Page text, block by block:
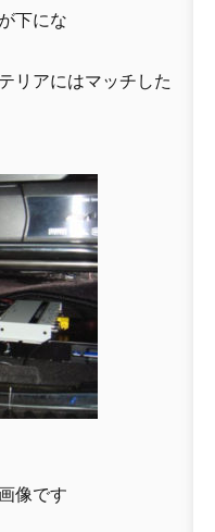
下にな
リアにはマッチした
像です